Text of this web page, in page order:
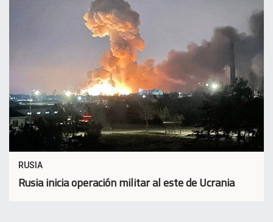
RUSIA
Rusia inicia operación militar al este de Ucrania